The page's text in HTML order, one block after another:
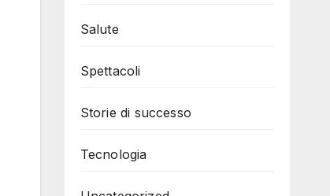
Salute
Spettacoli
Storie di successo
Tecnologia